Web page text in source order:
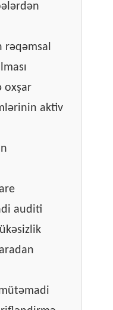
rəqəmsal
oxşar
aktiv
auditi